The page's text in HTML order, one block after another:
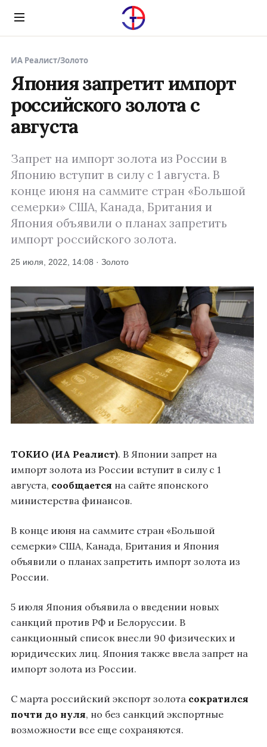
Menu
ИА Реалист/Золото
Япония запретит импорт
российского золота с
августа
Запрет на импорт золота из России в
Японию вступит в силу с 1 августа. В
конце июня на саммите стран «Большой
семерки» США, Канада, Британия и
Япония объявили о планах запретить
импорт российского золота.
25 июля, 2022, 14:08 · Золото
ТОКИО (ИА Реалист). В Японии запрет на
импорт золота из России вступит в силу с 1
августа, сообщается на сайте японского
министерства финансов.
В конце июня на саммите стран «Большой
семерки» США, Канада, Британия и Япония
объявили о планах запретить импорт золота из
России.
5 июля Япония объявила о введении новых
санкций против РФ и Белоруссии. В
санкционный список внесли 90 физических и
юридических лиц. Япония также ввела запрет на
импорт золота из России.
С марта российский экспорт золота сократился
почти до нуля, но без санкций экспортные
возможности все еще сохраняются.